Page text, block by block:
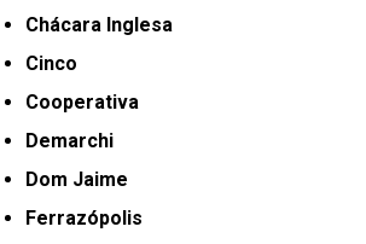
Chácara Inglesa
Cinco
Cooperativa
Demarchi
Dom Jaime
Ferrazópolis